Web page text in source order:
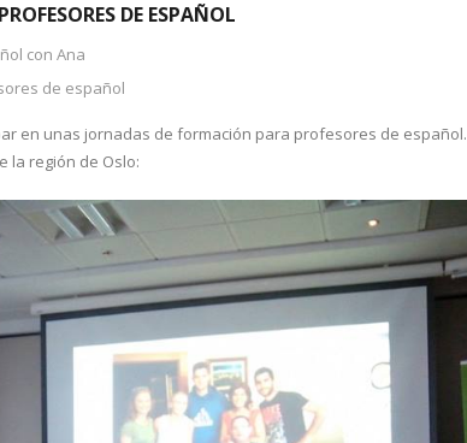
DE ESPAÑOL
con Ana
de español
en unas jornadas de formación para profesores de español.
la región de Oslo: